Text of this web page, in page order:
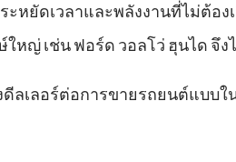
ะหยัดเวลาและพลังงานที่ไม่ต้อ
ญ่ เช่น ฟอร์ด วอลโว่ ฮุนได จึง
ลเลอร์ต่อการขายรถยนต์แบบ